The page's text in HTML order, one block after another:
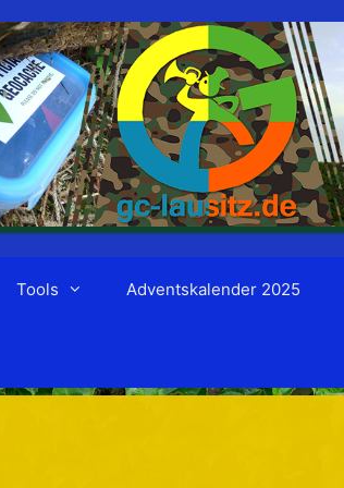
Tools Adventskalender 2025